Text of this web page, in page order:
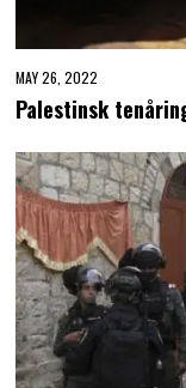
MAY 26, 2022
Palestinsk